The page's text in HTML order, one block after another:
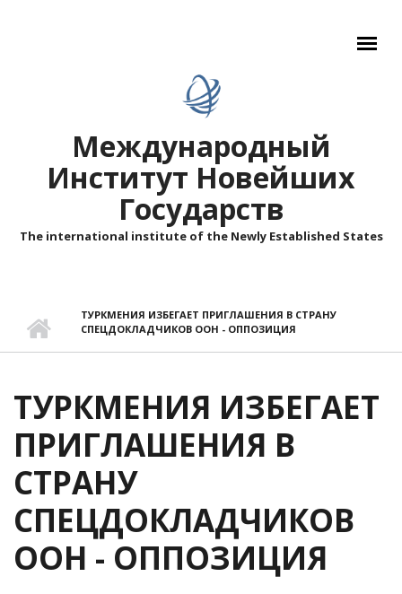
Международный
Институт Новейших
Государств
The international institute of the Newly Established States
ТУРКМЕНИЯ ИЗБЕГАЕТ ПРИГЛАШЕНИЯ В СТРАНУ
СПЕЦДОКЛАДЧИКОВ ООН - ОППОЗИЦИЯ
ТУРКМЕНИЯ ИЗБЕГАЕТ
ПРИГЛАШЕНИЯ В
СТРАНУ
СПЕЦДОКЛАДЧИКОВ
ООН - ОППОЗИЦИЯ